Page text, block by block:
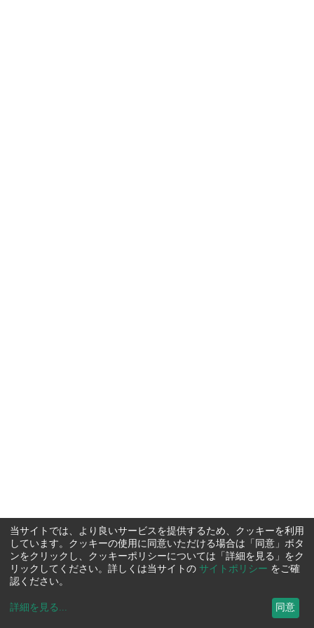
当サイトでは、より良いサービスを提供するため、クッキーを利用
しています。クッキーの使用に同意いただける場合は「同意」ボタ
ンをクリックし、クッキーポリシーについては「詳細を見る」をク
リックしてください。詳しくは当サイトの サイトポリシー をご確
認ください。
詳細を見る ... 同意